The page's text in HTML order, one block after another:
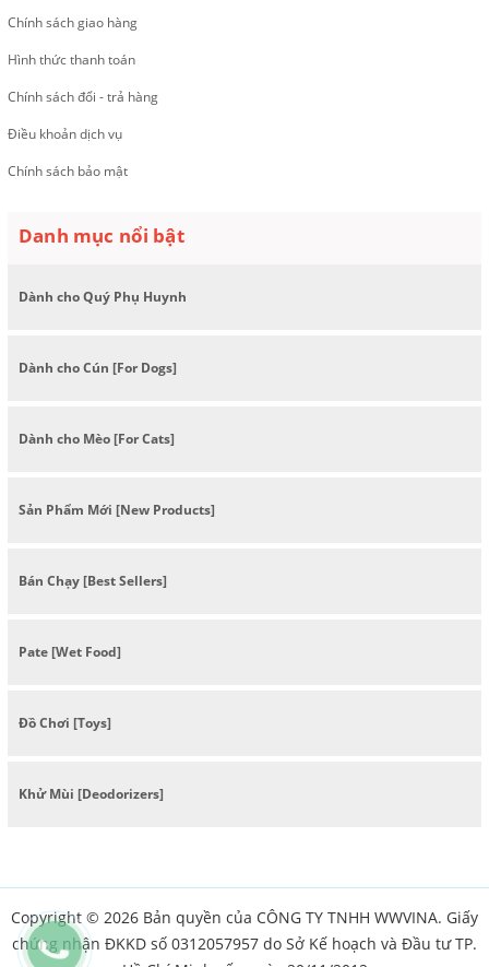
Chính sách giao hàng
Hình thức thanh toán
Chính sách đổi - trả hàng
Điều khoản dịch vụ
Chính sách bảo mật
Danh mục nổi bật
Dành cho Quý Phụ Huynh
Dành cho Cún [For Dogs]
Dành cho Mèo [For Cats]
Sản Phẩm Mới [New Products]
Bán Chạy [Best Sellers]
Pate [Wet Food]
Đồ Chơi [Toys]
Khử Mùi [Deodorizers]
Copyright © 2026 Bản quyền của CÔNG TY TNHH WWVINA. Giấy
chứng nhận ĐKKD số 0312057957 do Sở Kế hoạch và Đầu tư TP.